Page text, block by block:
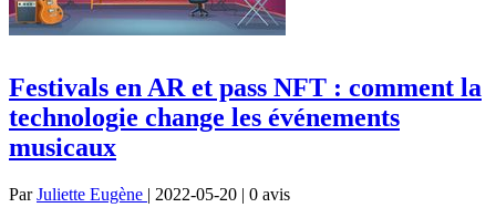
Festivals en AR et pass NFT : comment la
technologie change les événements
musicaux
ParJuliette Eugène | 2022-05-20 | 0 avis